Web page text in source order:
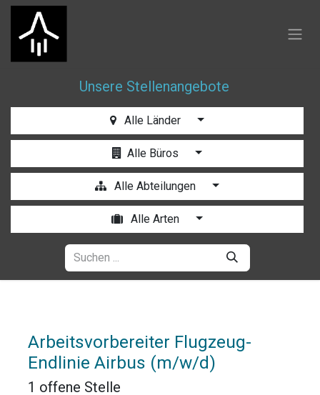
Zum Inhalt springen
Unsere Stellenangebote
Alle Länder
Alle Büros
Alle Abteilungen
Alle Arten
Arbeitsvorbereiter Flugzeug-
Endlinie Airbus (m/w/d)
1 offene Stelle